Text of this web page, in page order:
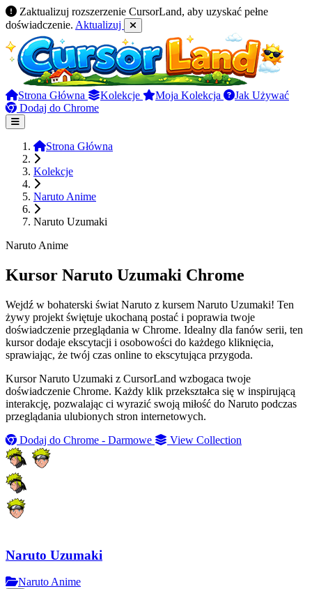
Zaktualizuj rozszerzenie CursorLand, aby uzyskać pełne
doświadczenie. Aktualizuj
Strona Główna Kolekcje Moja Kolekcja
Jak Używać
Dodaj do Chrome
Strona Główna
Kolekcje
Naruto Anime
Naruto Uzumaki
Naruto Anime
Kursor Naruto Uzumaki Chrome
Wejdź w bohaterski świat Naruto z kursem Naruto Uzumaki! Ten
żywy projekt świętuje ukochaną postać i poprawia twoje
doświadczenie przeglądania w Chrome. Idealny dla fanów serii, ten
kursor dodaje ekscytacji i osobowości do każdego kliknięcia,
sprawiając, że twój czas online to ekscytująca przygoda.
Kursor Naruto Uzumaki z CursorLand wzbogaca twoje
doświadczenie Chrome. Każdy klik przekształca się w inspirującą
interakcję, pozwalając ci wyrazić swoją miłość do Naruto podczas
przeglądania ulubionych stron internetowych.
Dodaj do Chrome - Darmowe
View Collection
Naruto Uzumaki
Naruto Anime